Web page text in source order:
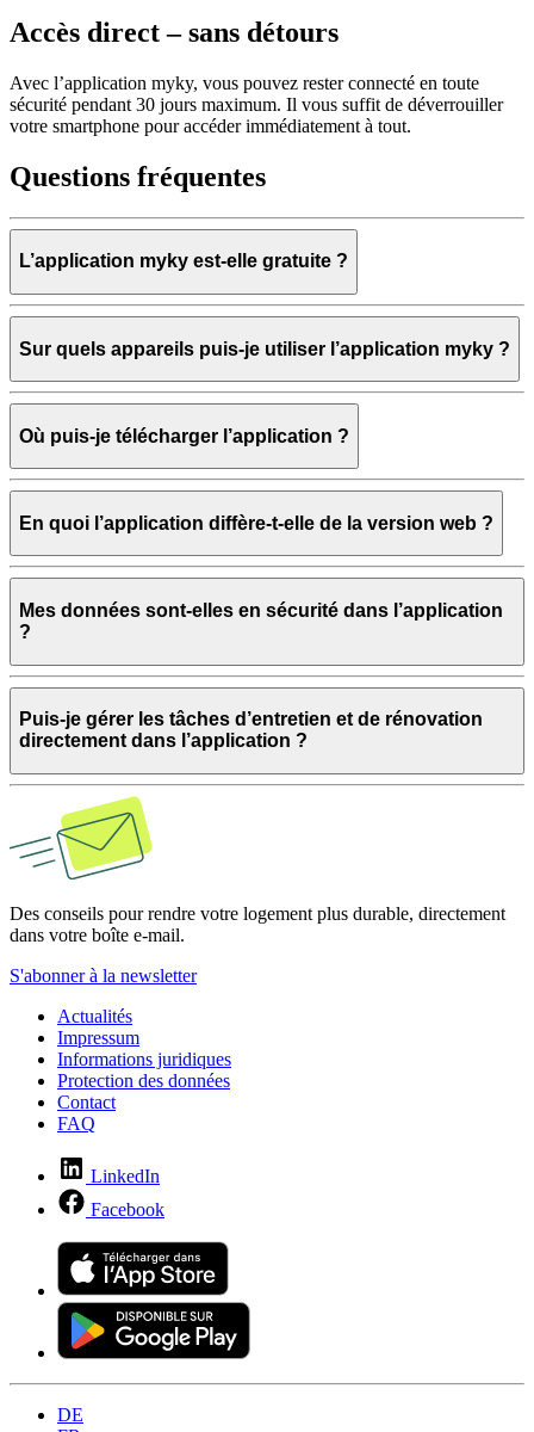
Accès direct – sans détours
Avec l’application myky, vous pouvez rester connecté en toute
sécurité pendant 30 jours maximum. Il vous suffit de déverrouiller
votre smartphone pour accéder immédiatement à tout.
Questions fréquentes
L’application myky est-elle gratuite ?
Sur quels appareils puis-je utiliser l’application myky ?
Où puis-je télécharger l’application ?
En quoi l’application diffère-t-elle de la version web ?
Mes données sont-elles en sécurité dans l’application
?
Puis-je gérer les tâches d’entretien et de rénovation
directement dans l’application ?
Des conseils pour rendre votre logement plus durable, directement
dans votre boîte e-mail.
S'abonner à la newsletter
Actualités
Impressum
Informations juridiques
Protection des données
Contact
FAQ
LinkedIn
Facebook
DE